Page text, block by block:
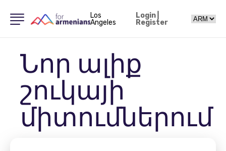
Los
Angeles
Login|
Register
Նոր ալիք
շուկայի
միտումներում